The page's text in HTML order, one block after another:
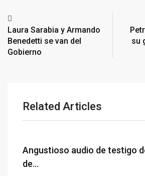
Laura Sarabia y Armando
Benedetti se van del
Gobierno
su
Related Articles
Angustioso audio de testigo
de…